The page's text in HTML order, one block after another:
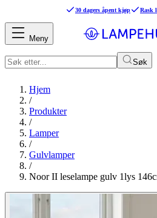
30 dagers åpent kjøp Rask
Søk
Meny
Hjem
/
Produkter
/
Lamper
/
Gulvlamper
/
Noor II leselampe gulv 1lys